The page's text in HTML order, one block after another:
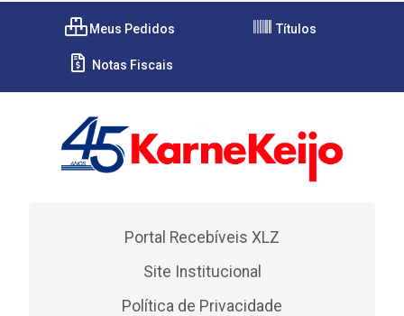
Meus Pedidos Títulos
Notas Fiscais
Portal Recebíveis XLZ
Site Institucional
Política de Privacidade